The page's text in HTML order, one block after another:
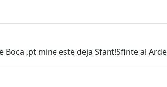
Boca ,pt mine este deja Sfant!Sfinte al